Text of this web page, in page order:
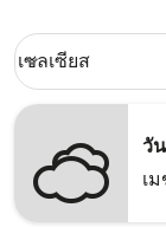
Weather unit
เซลเซียส
keyboard_arrow_down
วั
เ